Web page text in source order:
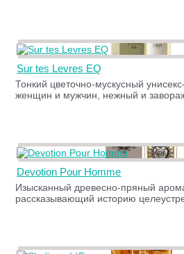
Sur tes Levres EQ
Тонкий цветочно-мускусный
женщин и мужчин, нежный и
Devotion Pour Homme
Изысканный древесно-пряный
рассказывающий историю